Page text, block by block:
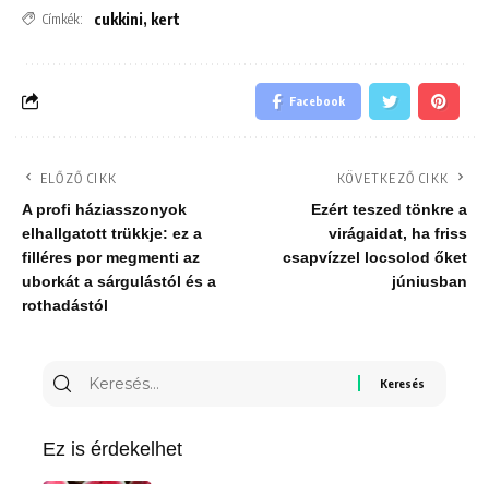
Címkék: cukkini, kert
Facebook
ELŐZŐ CIKK
A profi háziasszonyok
elhallgatott trükkje: ez a
filléres por megmenti az
uborkát a sárgulástól és a
rothadástól
KÖVETKEZŐ CIKK
Ezért teszed tönkre a
virágaidat, ha friss
csapvízzel locsolod őket
júniusban
Keresés
Ez is érdekelhet